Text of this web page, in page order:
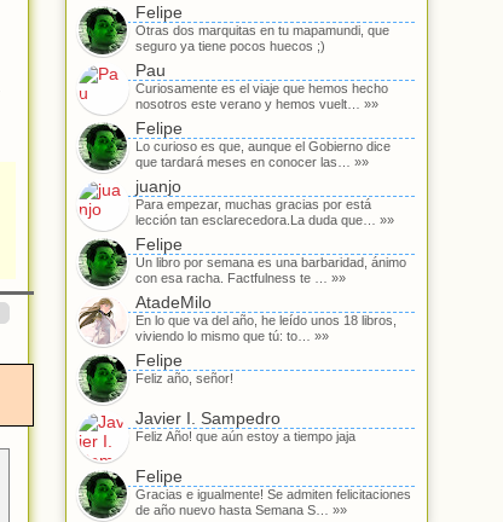
Felipe
Otras dos marquitas en tu mapamundi, que
seguro ya tiene pocos huecos ;)
Pau
Curiosamente es el viaje que hemos hecho
nosotros este verano y hemos vuelt… »»
Felipe
Lo curioso es que, aunque el Gobierno dice
que tardará meses en conocer las… »»
juanjo
Para empezar, muchas gracias por está
lección tan esclarecedora.La duda que… »»
Felipe
Un libro por semana es una barbaridad, ánimo
con esa racha. Factfulness te … »»
AtadeMilo
En lo que va del año, he leído unos 18 libros,
viviendo lo mismo que tú: to… »»
Felipe
Feliz año, señor!
Javier I. Sampedro
Feliz Año! que aún estoy a tiempo jaja
Felipe
Gracias e igualmente! Se admiten felicitaciones
de año nuevo hasta Semana S… »»